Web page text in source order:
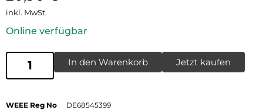
inkl. MwSt.
Online verfügbar
In den Warenkorb Jetzt kaufen
WEEE Reg No
DE68545399